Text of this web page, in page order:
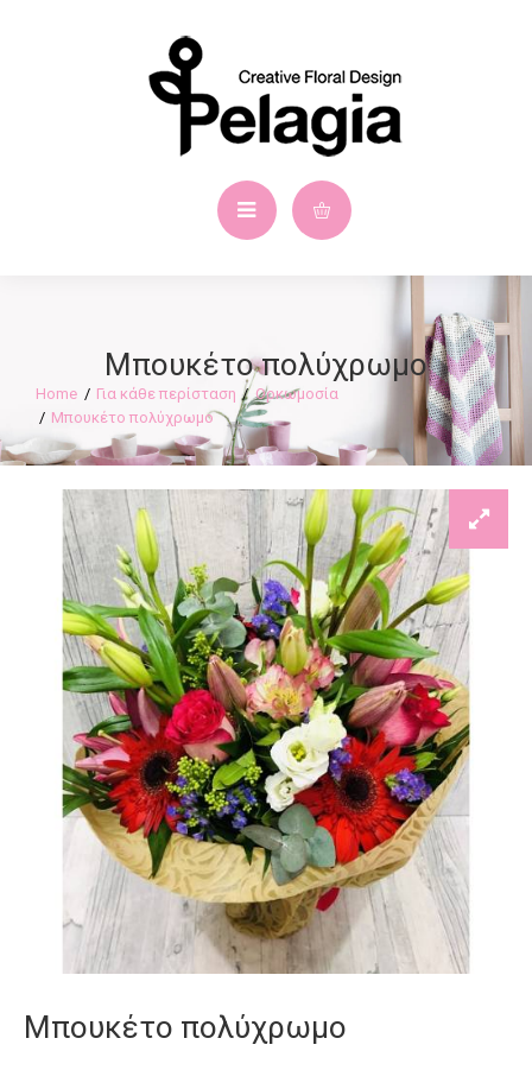
Μπουκέτο πολύχρωμο
Για κάθε περίσταση
Ορκωμοσία
Μπουκέτο πολύχρωμο
Μπουκέτο πολύχρωμο